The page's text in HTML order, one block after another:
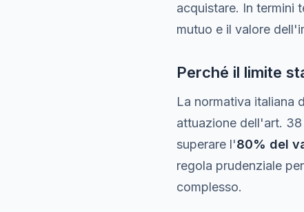
acquistare. In termini
mutuo e il valore
Perché il limite
La normativa italiana
attuazione dell'art.
superare l'80% del
regola prudenziale
complesso.